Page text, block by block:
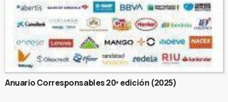
Anuario Corresponsables 20ª edición (2025)